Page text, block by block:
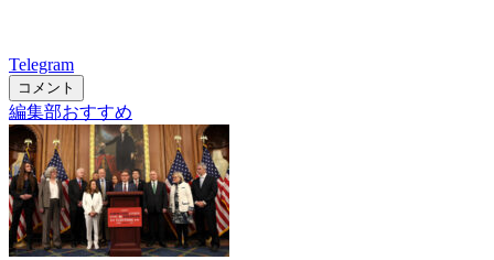
Telegram
コメント
編集部おすすめ